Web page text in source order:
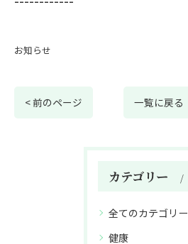
お知らせ
< 前のページ 一覧に戻る
カテゴリー
全てのカテゴリー
健康